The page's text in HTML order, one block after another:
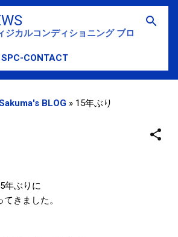
てメイン コンテンツに移動
ジカルコンディショニング ブログ
SPC-CONTACT
BLOG » 15年ぶり
年ぶりに
きました。